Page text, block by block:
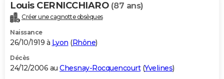
Louis CERNICCHIARO (87 ans)
Créer une cagnotte obsèques
Naissance
26/10/1919 à Lyon (Rhône)
Décès
24/12/2006 au Chesnay-Rocquencourt(Yvelines)